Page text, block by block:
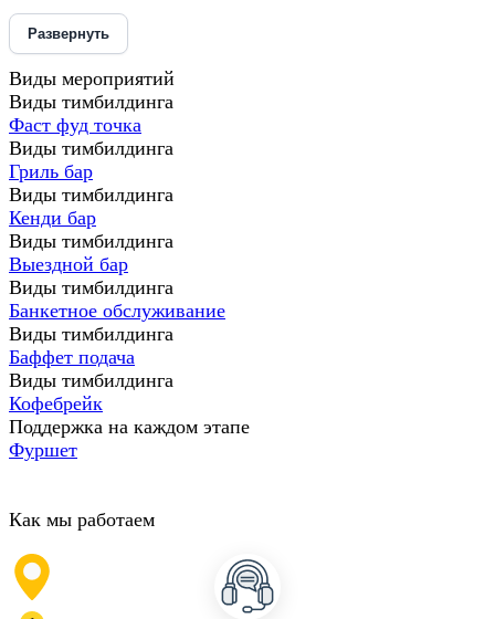
Развернуть
Виды мероприятий
Виды тимбилдинга
Фаст фуд точка
Виды тимбилдинга
Гриль бар
Виды тимбилдинга
Кенди бар
Виды тимбилдинга
Выездной бар
Виды тимбилдинга
Банкетное обслуживание
Виды тимбилдинга
Баффет подача
Виды тимбилдинга
Кофебрейк
Поддержка на каждом этапе
Фуршет
Как мы работаем